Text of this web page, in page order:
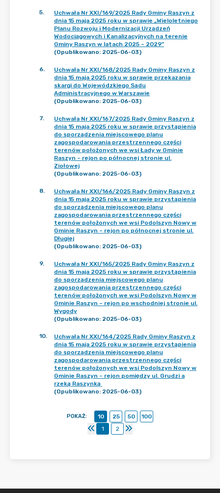
5.
Uchwała Nr XXI/169/2025 Rady Gminy Raszyn z
dnia 15 maja 2025 roku w sprawie „Wieloletniego
Planu Rozwoju i Modernizacji Urządzeń
Wodociągowych i Kanalizacyjnych na terenie
Gminy Raszyn w latach 2025 – 2029”
(Opublikowano: 2025-06-03)
6.
Uchwała Nr XXI/168/2025 Rady Gminy Raszyn z
dnia 15 maja 2025 roku w sprawie przekazania
skargi do Wojewódzkiego Sądu
Administracyjnego w Warszawie
(Opublikowano: 2025-06-03)
7.
Uchwała Nr XXI/167/2025 Rady Gminy Raszyn z
dnia 15 maja 2025 roku w sprawie przystąpienia
do sporządzenia miejscowego planu
zagospodarowania przestrzennego części
terenów położonych we wsi Łady w Gminie
Raszyn – rejon po północnej stronie ul.
Ziołowej
(Opublikowano: 2025-06-03)
8.
Uchwała Nr XXI/166/2025 Rady Gminy Raszyn z
dnia 15 maja 2025 roku w sprawie przystąpienia
do sporządzenia miejscowego planu
zagospodarowania przestrzennego części
terenów położonych we wsi Podolszyn Nowy w
Gminie Raszyn – rejon po północnej stronie ul.
Długiej
(Opublikowano: 2025-06-03)
9.
Uchwała Nr XXI/165/2025 Rady Gminy Raszyn z
dnia 15 maja 2025 roku w sprawie przystąpienia
do sporządzenia miejscowego planu
zagospodarowania przestrzennego części
terenów położonych we wsi Podolszyn Nowy w
Gminie Raszyn – rejon po wschodniej stronie ul.
Wygody
(Opublikowano: 2025-06-03)
10.
Uchwała Nr XXI/164/2025 Rady Gminy Raszyn z
dnia 15 maja 2025 roku w sprawie przystąpienia
do sporządzenia miejscowego planu
zagospodarowania przestrzennego części
terenów położonych we wsi Podolszyn Nowy w
Gminie Raszyn – rejon pomiędzy ul. Grudzi a
rzeką Raszynką
(Opublikowano: 2025-06-03)
POKAŻ: 10 25 50
100
1
2